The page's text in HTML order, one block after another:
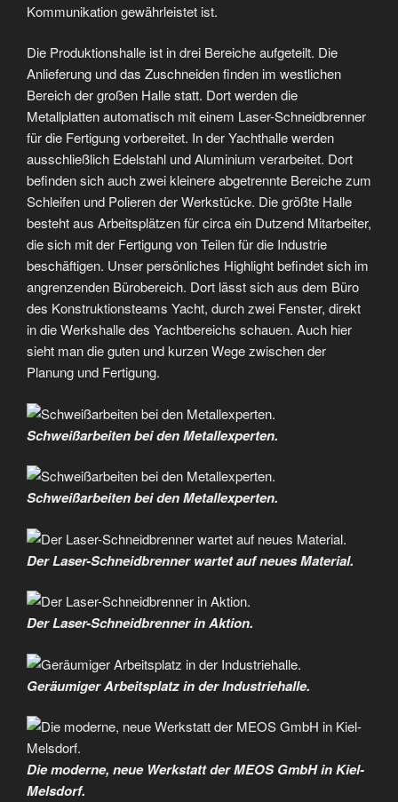
Kommunikation gewährleistet ist.
Die Produktionshalle ist in drei Bereiche aufgeteilt. Die
Anlieferung und das Zuschneiden finden im westlichen
Bereich der großen Halle statt. Dort werden die
Metallplatten automatisch mit einem Laser-Schneidbrenner
für die Fertigung vorbereitet. In der Yachthalle werden
ausschließlich Edelstahl und Aluminium verarbeitet. Dort
befinden sich auch zwei kleinere abgetrennte Bereiche zum
Schleifen und Polieren der Werkstücke. Die größte Halle
besteht aus Arbeitsplätzen für circa ein Dutzend Mitarbeiter,
die sich mit der Fertigung von Teilen für die Industrie
beschäftigen. Unser persönliches Highlight befindet sich im
angrenzenden Bürobereich. Dort lässt sich aus dem Büro
des Konstruktionsteams Yacht, durch zwei Fenster, direkt
in die Werkshalle des Yachtbereichs schauen. Auch hier
sieht man die guten und kurzen Wege zwischen der
Planung und Fertigung.
Schweißarbeiten bei den Metallexperten.
Schweißarbeiten bei den Metallexperten.
Der Laser-Schneidbrenner wartet auf neues Material.
Der Laser-Schneidbrenner in Aktion.
Geräumiger Arbeitsplatz in der Industriehalle.
Die moderne, neue Werkstatt der MEOS GmbH in Kiel-
Melsdorf.